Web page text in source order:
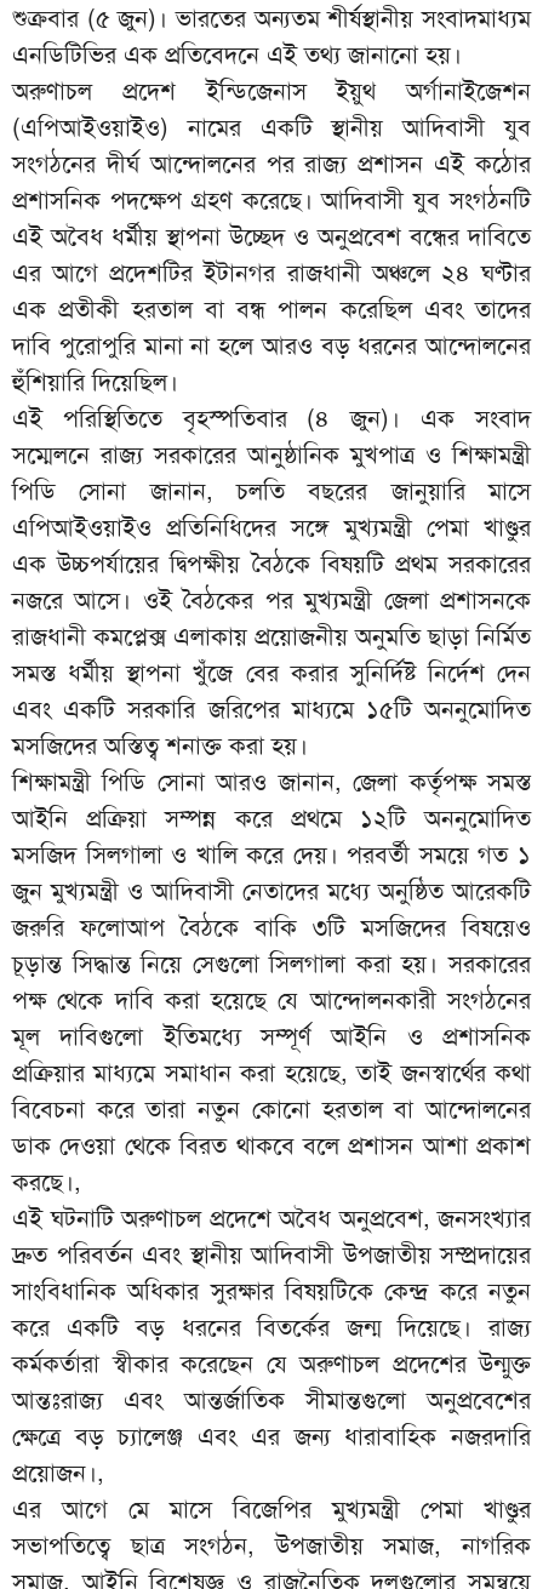
শুক্রবার (৫ জুন)। ভারতের অন্যতম শীর্ষস্থানীয় সংবাদমাধ্যম
এনডিটিভির এক প্রতিবেদনে এই তথ্য জানানো হয়।
অরুণাচল প্রদেশ ইন্ডিজেনাস ইয়ুথ অর্গানাইজেশন
(এপিআইওয়াইও) নামের একটি স্থানীয় আদিবাসী যুব
সংগঠনের দীর্ঘ আন্দোলনের পর রাজ্য প্রশাসন এই কঠোর
প্রশাসনিক পদক্ষেপ গ্রহণ করেছে। আদিবাসী যুব সংগঠনটি
এই অবৈধ ধর্মীয় স্থাপনা উচ্ছেদ ও অনুপ্রবেশ বন্ধের দাবিতে
এর আগে প্রদেশটির ইটানগর রাজধানী অঞ্চলে ২৪ ঘণ্টার
এক প্রতীকী হরতাল বা বন্ধ পালন করেছিল এবং তাদের
দাবি পুরোপুরি মানা না হলে আরও বড় ধরনের আন্দোলনের
হুঁশিয়ারি দিয়েছিল।
এই পরিস্থিতিতে বৃহস্পতিবার (৪ জুন)। এক সংবাদ
সম্মেলনে রাজ্য সরকারের আনুষ্ঠানিক মুখপাত্র ও শিক্ষামন্ত্রী
পিডি সোনা জানান, চলতি বছরের জানুয়ারি মাসে
এপিআইওয়াইও প্রতিনিধিদের সঙ্গে মুখ্যমন্ত্রী পেমা খাণ্ডুর
এক উচ্চপর্যায়ের দ্বিপক্ষীয় বৈঠকে বিষয়টি প্রথম সরকারের
নজরে আসে। ওই বৈঠকের পর মুখ্যমন্ত্রী জেলা প্রশাসনকে
রাজধানী কমপ্লেক্স এলাকায় প্রয়োজনীয় অনুমতি ছাড়া নির্মিত
সমস্ত ধর্মীয় স্থাপনা খুঁজে বের করার সুনির্দিষ্ট নির্দেশ দেন
এবং একটি সরকারি জরিপের মাধ্যমে ১৫টি অননুমোদিত
মসজিদের অস্তিত্ব শনাক্ত করা হয়।
শিক্ষামন্ত্রী পিডি সোনা আরও জানান, জেলা কর্তৃপক্ষ সমস্ত
আইনি প্রক্রিয়া সম্পন্ন করে প্রথমে ১২টি অননুমোদিত
মসজিদ সিলগালা ও খালি করে দেয়। পরবর্তী সময়ে গত ১
জুন মুখ্যমন্ত্রী ও আদিবাসী নেতাদের মধ্যে অনুষ্ঠিত আরেকটি
জরুরি ফলোআপ বৈঠকে বাকি ৩টি মসজিদের বিষয়েও
চূড়ান্ত সিদ্ধান্ত নিয়ে সেগুলো সিলগালা করা হয়। সরকারের
পক্ষ থেকে দাবি করা হয়েছে যে আন্দোলনকারী সংগঠনের
মূল দাবিগুলো ইতিমধ্যে সম্পূর্ণ আইনি ও প্রশাসনিক
প্রক্রিয়ার মাধ্যমে সমাধান করা হয়েছে, তাই জনস্বার্থের কথা
বিবেচনা করে তারা নতুন কোনো হরতাল বা আন্দোলনের
ডাক দেওয়া থেকে বিরত থাকবে বলে প্রশাসন আশা প্রকাশ
করছে।,
এই ঘটনাটি অরুণাচল প্রদেশে অবৈধ অনুপ্রবেশ, জনসংখ্যার
দ্রুত পরিবর্তন এবং স্থানীয় আদিবাসী উপজাতীয় সম্প্রদায়ের
সাংবিধানিক অধিকার সুরক্ষার বিষয়টিকে কেন্দ্র করে নতুন
করে একটি বড় ধরনের বিতর্কের জন্ম দিয়েছে। রাজ্য
কর্মকর্তারা স্বীকার করেছেন যে অরুণাচল প্রদেশের উন্মুক্ত
আন্তঃরাজ্য এবং আন্তর্জাতিক সীমান্তগুলো অনুপ্রবেশের
ক্ষেত্রে বড় চ্যালেঞ্জ এবং এর জন্য ধারাবাহিক নজরদারি
প্রয়োজন।,
এর আগে মে মাসে বিজেপির মুখ্যমন্ত্রী পেমা খাণ্ডুর
সভাপতিত্বে ছাত্র সংগঠন, উপজাতীয় সমাজ, নাগরিক
সমাজ, আইনি বিশেষজ্ঞ ও রাজনৈতিক দলগুলোর সমন্বয়ে